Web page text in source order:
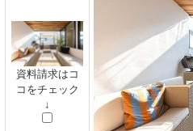
資料請求はコ
コをチェック
↓